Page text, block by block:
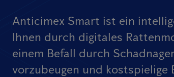
Anticimex Smart ist ein
Ihnen durch digitales
einem Befall durch
vorzubeugen und kostspielige